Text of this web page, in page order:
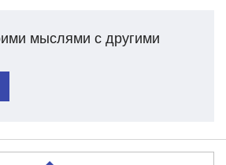
мыслями с другими